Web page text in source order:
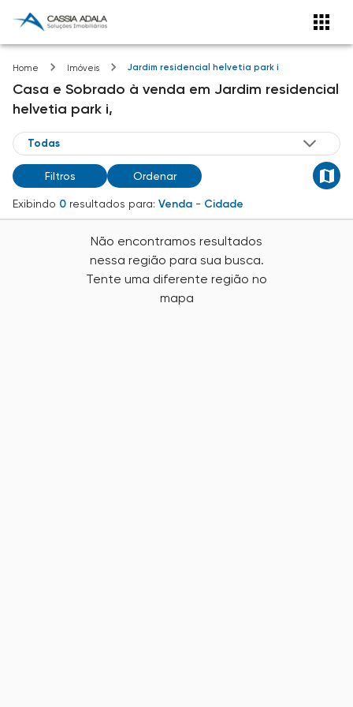
Home Imóveis Jardim residencial helvetia park i
Casa e Sobrado à venda em Jardim residencial
helvetia park i,
Filtros Ordenar
Exibindo 0 resultados para: Venda - Cidade
Não encontramos resultados
nessa região para sua busca.
Tente uma diferente região no
mapa